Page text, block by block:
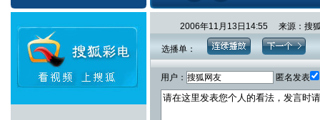
2006年11月13日14:55 来源：搜
选播单：
用户： 匿名发表